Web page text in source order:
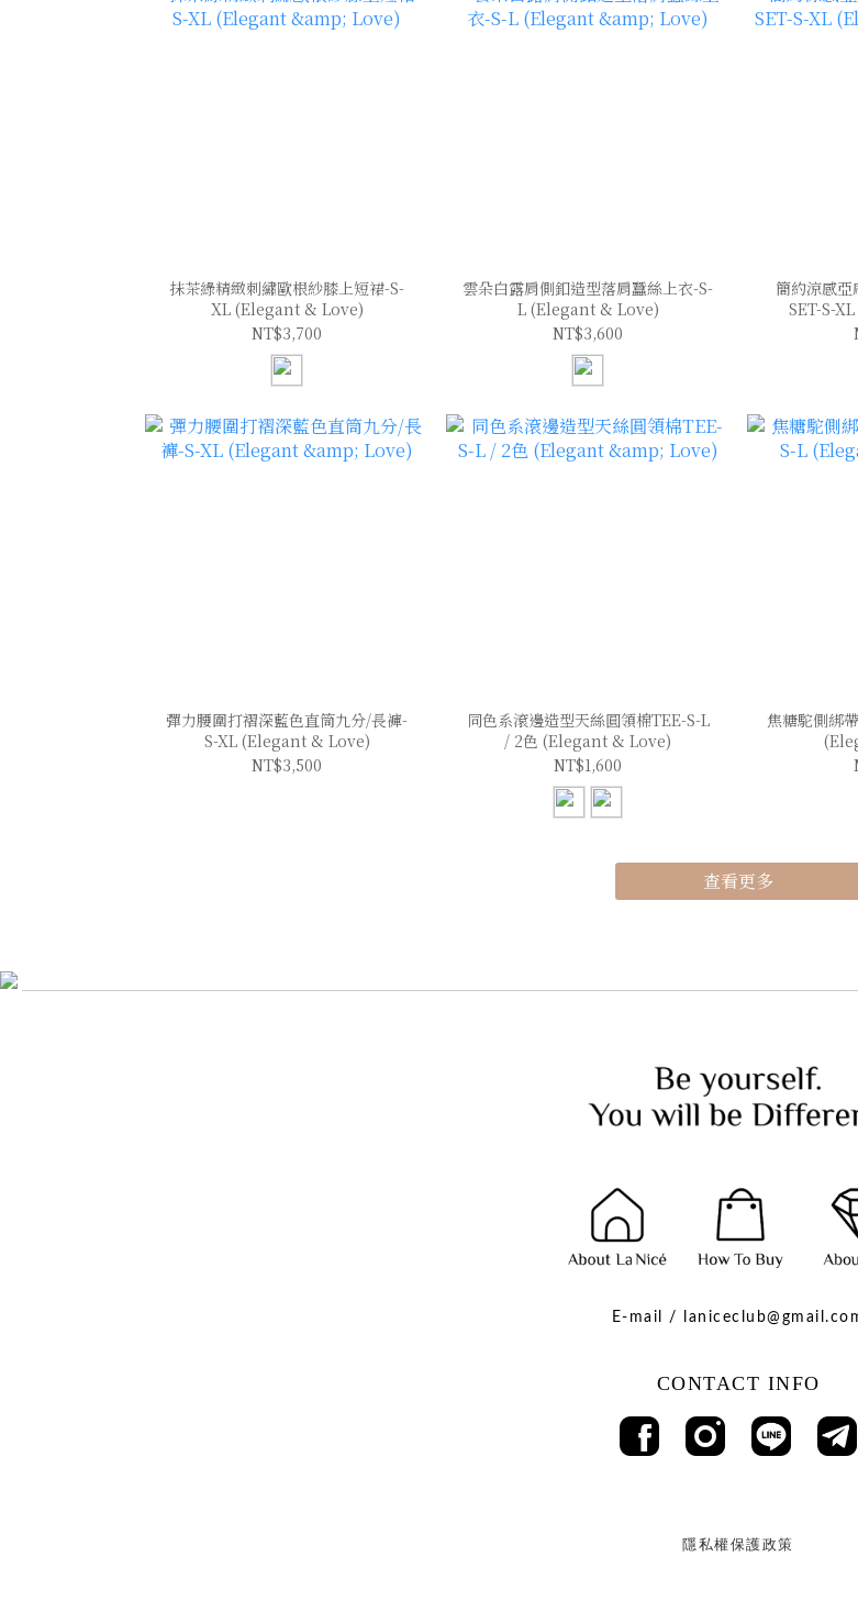
抹茶綠精緻刺繡歐根紗膝上短裙-S-
XL (Elegant & Love)
NT$3,700
雲朵白露肩側釦造型落肩蠶絲上衣-S-
L (Elegant & Love)
NT$3,600
簡約涼感
SET-S-
彈力腰圍打褶深藍色直筒九分/長褲-
S-XL (Elegant & Love)
NT$3,500
同色系滾邊造型天絲圓領棉TEE-S-L
/ 2色 (Elegant & Love)
NT$1,600
焦糖駝側綁
查看更多
E-mail /
CONTACT INFO
隱私權保護政策